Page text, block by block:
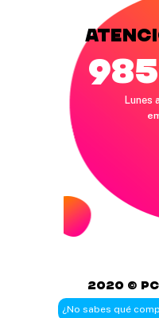
Lunes
2020 ©
¿No sabes qué